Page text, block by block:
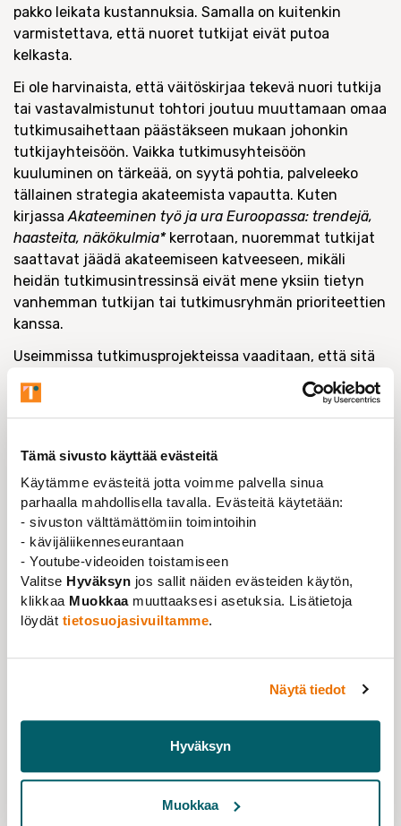
Tämä sivusto käyttää evästeitä
Käytämme evästeitä jotta voimme palvella sinua
parhaalla mahdollisella tavalla. Evästeitä käytetään:
- sivuston välttämättömiin toimintoihin
- kävijäliikenneseurantaan
- Youtube-videoiden toistamiseen
Valitse Hyväksyn jos sallit näiden evästeiden käytön,
klikkaa Muokkaamuuttaaksesi asetuksia. Lisätietoja
löydät tietosuojasivuiltamme.
Näytä tiedot
Hyväksyn
Muokkaa
pakko leikata kustannuksia. Samalla on kuitenkin
varmistettava, että nuoret tutkijat eivät putoa
kelkasta.
Ei ole harvinaista, että väitöskirjaa tekevä nuori tutkija
tai vastavalmistunut tohtori joutuu muuttamaan omaa
tutkimusaihettaan päästäkseen mukaan johonkin
tutkijayhteisöön. Vaikka tutkimusyhteisöön
kuuluminen on tärkeää, on syytä pohtia, palveleeko
tällainen strategia akateemista vapautta. Kuten
kirjassaAkateeminen työ ja ura Euroopassa: trendejä,
haasteita, näkökulmia*kerrotaan, nuoremmat tutkijat
saattavat jäädä akateemiseen katveeseen, mikäli
heidän tutkimusintressinsä eivät mene yksiin tietyn
vanhemman tutkijan tai tutkimusryhmän prioriteettien
kanssa.
Useimmissa tutkimusprojekteissa vaaditaan, että sitä
johtaa dosentti- tai professoritasoinen päätutkija.
Toisin sanoen väitöskirjatutkijalla ei ole kelpoisuutta
toimia päätutkijana, eikä välttämättä tohtorillakaan,
varteen otettavan tutkimustahon, yliopiston tai
tutkimusinstituutin kanssa. Projektirahoitusta
hakeakseen nuoren tutkijan tulee saada puolelleen
työsuhteessa oleva tutkija, jolla on halu ja tahto
auttaa. Toisaalta projektin johtaminen ei ole
välttämättä pysyvässä työsuhteessa olevalle tutkijalle
houkuttelevaa, koska se vaatii huomattavan paljon
aikaa ja pitkäaikaista sitoutumista. Professoritason
johtaa tutkimushanketta, joka ei häntä innosta.
tutkimusintressinsä eivät sovi tietyn
vanhemman tutkijan tai tutkimusryhmän